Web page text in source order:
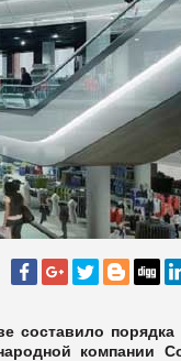
составило порядка
компании